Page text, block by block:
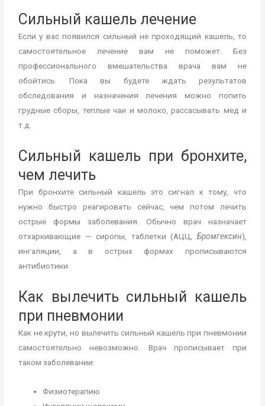
Сильный кашель лечение
Если у вас появился сильный не проходящий кашель, то
самостоятельное лечение вам не поможет. Без
профессионального вмешательства врача вам не
обойтись. Пока вы будете ждать результатов
обследования и назначения лечения можно попить
грудные сборы, теплые чаи и молоко, рассасывать мед и
т.д.
Сильный кашель при бронхите,
чем лечить
При бронхите сильный кашель это сигнал к тому, что
нужно быстро реагировать сейчас, чем потом лечить
острые формы заболевания. Обычно врач назначает
отхаркивающие — сиропы, таблетки (АЦЦ, Бромгексин),
ингаляции, а в острых формах прописываются
антибиотики.
Как вылечить сильный кашель
при пневмонии
Как не крути, но вылечить сильный кашель при пневмонии
самостоятельно невозможно. Врач прописывает при
таком заболевании:
Физиотерапию